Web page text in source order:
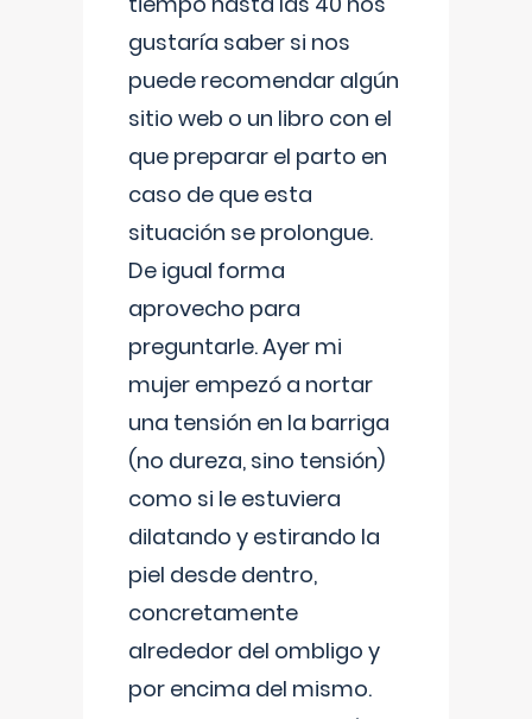
gustaría saber si nos
puede recomendar algún
sitio web o un libro con el
que preparar el parto en
caso de que esta
situación se prolongue.
De igual forma
aprovecho para
preguntarle. Ayer mi
mujer empezó a nortar
una tensión en la barriga
(no dureza, sino tensión)
como si le estuviera
dilatando y estirando la
piel desde dentro,
concretamente
alrededor del ombligo y
por encima del mismo.